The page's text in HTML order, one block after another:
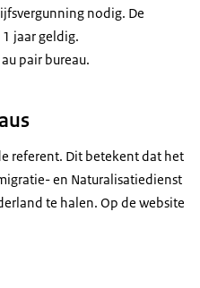
nodig. De
jaar geldig.
au pair bureau.
referent. Dit betekent dat het
en Naturalisatiedienst
te halen. Op de website